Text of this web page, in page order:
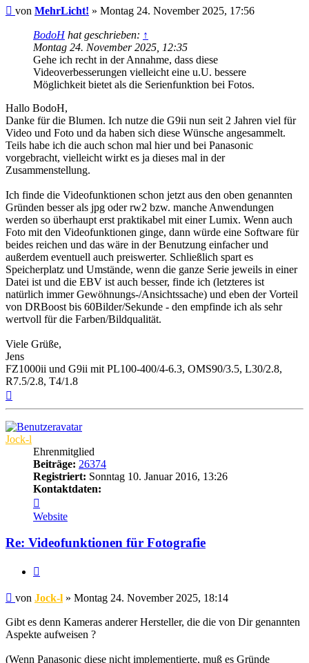
Beitrag
von MehrLicht! » Montag 24. November 2025, 17:56
BodoHhat geschrieben: ↑
Montag 24. November 2025, 12:35
Gehe ich recht in der Annahme, dass diese
Videoverbesserungen vielleicht eine u.U. bessere
Möglichkeit bietet als die Serienfunktion bei Fotos.
Hallo BodoH,
Danke für die Blumen. Ich nutze die G9ii nun seit 2 Jahren viel für
Video und Foto und da haben sich diese Wünsche angesammelt.
Teils habe ich die auch schon mal hier und bei Panasonic
vorgebracht, vielleicht wirkt es ja dieses mal in der
Zusammenstellung.
Ich finde die Videofunktionen schon jetzt aus den oben genannten
Gründen besser als jpg oder rw2 bzw. manche Anwendungen
werden so überhaupt erst praktikabel mit einer Lumix. Wenn auch
Foto mit den Videofunktionen ginge, dann würde eine Software für
beides reichen und das wäre in der Benutzung einfacher und
außerdem eventuell auch preiswerter. Schließlich spart es
Speicherplatz und Umstände, wenn die ganze Serie jeweils in einer
Datei ist und die EBV ist auch besser, finde ich (letzteres ist
natürlich immer Gewöhnungs-/Ansichtssache) und eben der Vorteil
von DRBoost bis 60Bilder/Sekunde - den empfinde ich als sehr
wertvoll für die Farben/Bildqualität.
Viele Grüße,
Jens
FZ1000ii und G9ii mit PL100-400/4-6.3, OMS90/3.5, L30/2.8,
R7.5/2.8, T4/1.8
Jock-l
Ehrenmitglied
Beiträge: 26374
Registriert: Sonntag 10. Januar 2016, 13:26
Kontaktdaten:
von
Jock-
l
Website
Re: Videofunktionen für Fotografie
Beitrag
von Jock-l » Montag 24. November 2025, 18:14
Gibt es denn Kameras anderer Hersteller, die die von Dir genannten
Aspekte aufweisen ?
(Wenn Panasonic diese nicht implementierte, muß es Gründe